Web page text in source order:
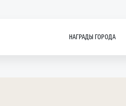
НАГРАДЫ ГОРОДА